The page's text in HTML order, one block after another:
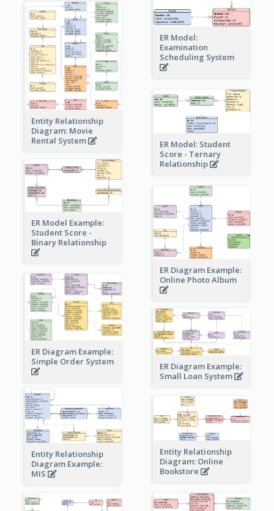
ER Model:
Examination
Scheduling System
Entity Relationship
Diagram: Movie
Rental System
ER Model: Student
Score - Ternary
Relationship
ER Model Example:
Student Score -
Binary Relationship
ER Diagram Example:
Online Photo Album
ER Diagram Example:
Simple Order System
ER Diagram Example:
Small Loan System
Entity Relationship
Diagram Example:
MIS
Entity Relationship
Diagram: Online
Bookstore